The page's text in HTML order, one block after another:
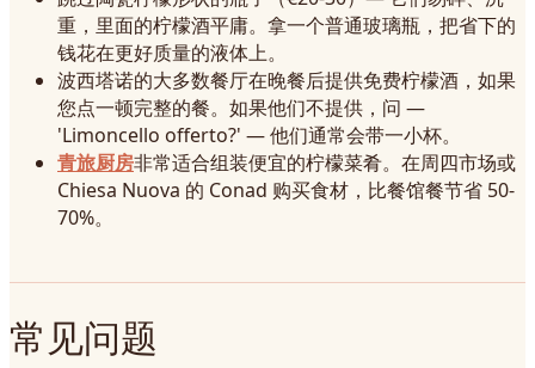
重，里面的柠檬酒平庸。拿一个普通玻璃瓶，把省下的
钱花在更好质量的液体上。
波西塔诺的大多数餐厅在晚餐后提供免费柠檬酒，如果
您点一顿完整的餐。如果他们不提供，问 —
'Limoncello offerto?' — 他们通常会带一小杯。
青旅厨房非常适合组装便宜的柠檬菜肴。在周四市场或
Chiesa Nuova 的 Conad 购买食材，比餐馆餐节省 50-
70%。
常见问题